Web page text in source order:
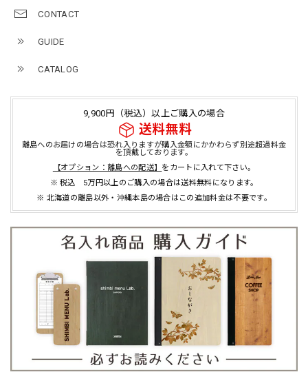
CONTACT
GUIDE
CATALOG
9,900円（税込）以上ご購入の場合
送料無料
離島へのお届けの場合は恐れ入りますが購入金額にかかわらず別途超過料金
を頂戴しております。
【オプション：離島への配送】 をカートに入れて下さい。
※ 税込 5万円以上のご購入の場合は送料無料になります。
※ 北海道の離島以外・沖縄本島の場合はこの追加料金は不要です。